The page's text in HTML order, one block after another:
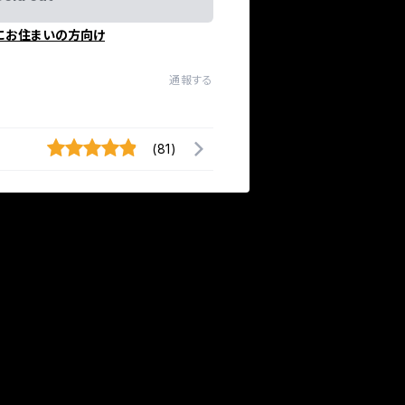
お住まいの方向け
通報する
(81)